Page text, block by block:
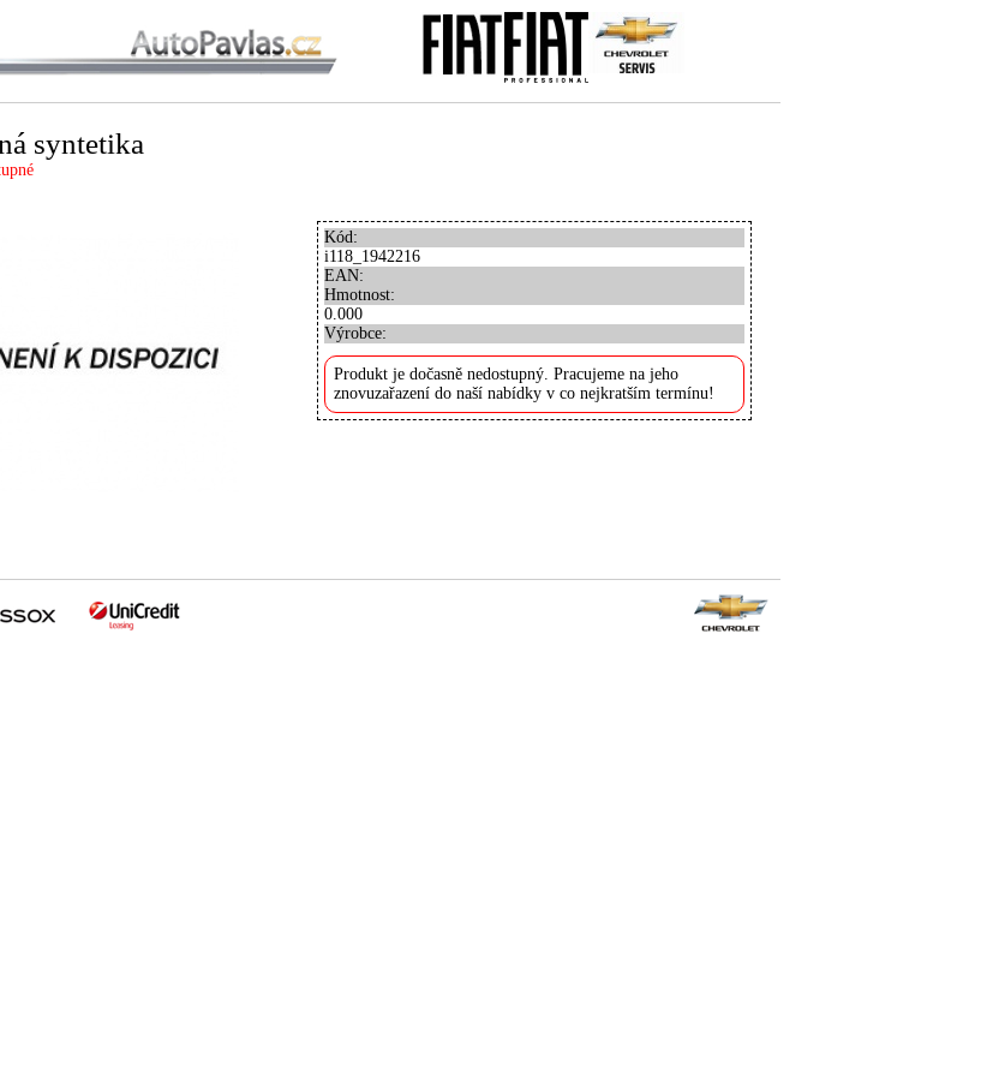
syntetika
Kód:
i118_1942216
EAN:
Hmotnost:
0.000
Výrobce:
Produkt je dočasně nedostupný. Pracujeme na jeho
znovuzařazení do naší nabídky v co nejkratším termínu!